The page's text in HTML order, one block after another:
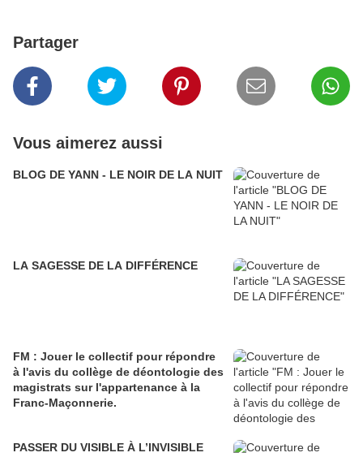
Partager
Vous aimerez aussi
BLOG DE YANN - LE NOIR DE LA NUIT
LA SAGESSE DE LA DIFFÉRENCE
FM : Jouer le collectif pour répondre
à l'avis du collège de déontologie des
magistrats sur l'appartenance à la
Franc-Maçonnerie.
PASSER DU VISIBLE À L’INVISIBLE